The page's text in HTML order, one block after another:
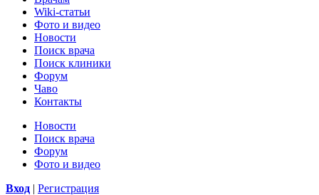
Wiki-статьи
Фото и видео
Новости
Поиск врача
Поиск клиники
Форум
Чаво
Контакты
Новости
Поиск врача
Форум
Фото и видео
Вход | Регистрация